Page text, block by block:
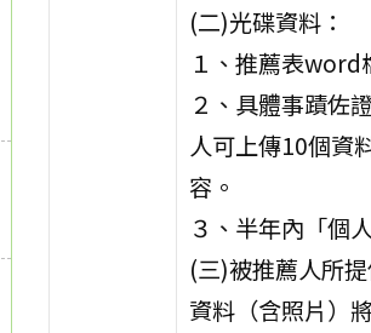
(二)光碟資料：
１、推薦表word
２、具體事蹟佐
人可上傳10個資
容。
３、半年內「個
(三)被推薦人所
資料（含照片）